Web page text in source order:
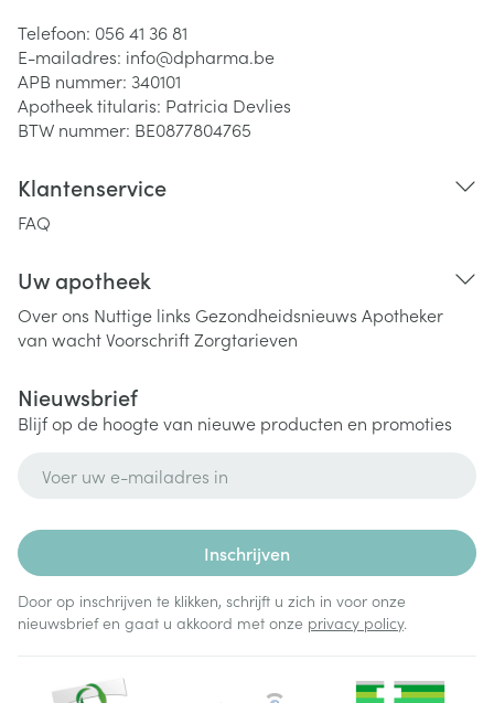
Telefoon: 056 41 36 81
E-mailadres: info@dpharma.be
APB nummer: 340101
Apotheek titularis: Patricia Devlies
BTW nummer: BE0877804765
Klantenservice
FAQ
Uw apotheek
Over ons Nuttige links Gezondheidsnieuws Apotheker
van wachtVoorschriftZorgtarieven
Nieuwsbrief
Blijf op de hoogte van nieuwe producten en promoties
Inschrijven
Door op inschrijven te klikken, schrijft u zich in voor onze
nieuwsbrief en gaat u akkoord met onze privacy policy.